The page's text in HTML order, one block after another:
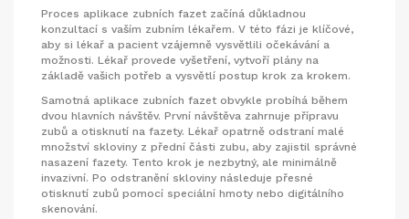
Proces aplikace zubních fazet začíná důkladnou
konzultací s vaším zubním lékařem. V této fázi je klíčové,
aby si lékař a pacient vzájemně vysvětlili očekávání a
možnosti. Lékař provede vyšetření, vytvoří plány na
základě vašich potřeb a vysvětlí postup krok za krokem.
Samotná aplikace zubních fazet obvykle probíhá během
dvou hlavních návštěv. První návštěva zahrnuje přípravu
zubů a otisknutí na fazety. Lékař opatrně odstraní malé
množství skloviny z přední části zubu, aby zajistil správné
nasazení fazety. Tento krok je nezbytný, ale minimálně
invazivní. Po odstranění skloviny následuje přesné
otisknutí zubů pomocí speciální hmoty nebo digitálního
skenování.